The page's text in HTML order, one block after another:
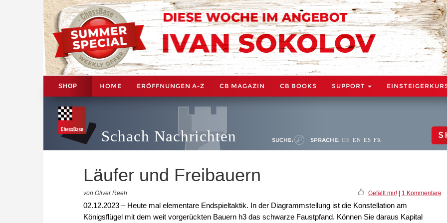
SHOP HOME ERÖFFNUNGEN A-Z CB MAGAZIN CB BOOKS SUPPORT
Schach Nachrichten SUCHE: SPRACHE: DE EN ES FR
Läufer und Freibauern
von Oliver Reeh Gefällt mir!| 1 Kommentare
02.12.2023 – Heute mal elementare Endspieltaktik. In der Diagrammstellung ist die Konstellation am
Königsflügel mit dem weit vorgerückten Bauern h3 das schwarze Faustpfand. Können Sie daraus Kapital